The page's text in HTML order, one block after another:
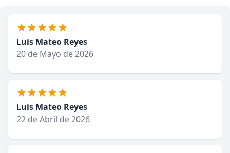
Luis Mateo Reyes
20 de Mayo de 2026
Luis Mateo Reyes
22 de Abril de 2026